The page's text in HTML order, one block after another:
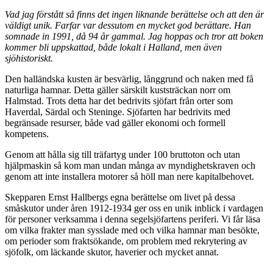
Vad jag förstått så finns det ingen liknande berättelse och att den är
väldigt unik. Farfar var dessutom en mycket god berättare. Han
somnade in 1991, då 94 år gammal. Jag hoppas och tror att boken
kommer bli uppskattad, både lokalt i Halland, men även
sjöhistoriskt.
Den halländska kusten är besvärlig, långgrund och naken med få
naturliga hamnar. Detta gäller särskilt kuststräckan norr om
Halmstad. Trots detta har det bedrivits sjöfart från orter som
Haverdal, Särdal och Steninge. Sjöfarten har bedrivits med
begränsade resurser, både vad gäller ekonomi och formell
kompetens.
Genom att hålla sig till träfartyg under 100 bruttoton och utan
hjälpmaskin så kom man undan många av myndighetskraven och
genom att inte installera motorer så höll man nere kapitalbehovet.
Skepparen Ernst Hallbergs egna berättelse om livet på dessa
småskutor under åren 1912-1934 ger oss en unik inblick i vardagen
för personer verksamma i denna segelsjöfartens periferi. Vi får läsa
om vilka frakter man sysslade med och vilka hamnar man besökte,
om perioder som fraktsökande, om problem med rekrytering av
sjöfolk, om läckande skutor, haverier och mycket annat.